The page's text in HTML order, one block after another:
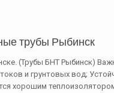
трубы Рыбинск
(Трубы БНТ Рыбинск)
и грунтовых вод;
хорошим